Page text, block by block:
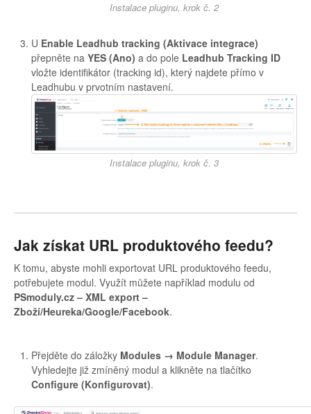
Instalace pluginu, krok č. 2
U Enable Leadhub tracking (Aktivace integrace)
přepněte na YES (Ano) a do pole Leadhub Tracking ID
vložte identifikátor (tracking id), který najdete přímo v
Leadhubu v prvotním nastavení.
Instalace pluginu, krok č. 3
Jak získat URL produktového feedu?
K tomu, abyste mohli exportovat URL produktového feedu,
potřebujete modul. Využít můžete například modulu od
PSmoduly.cz – XML export –
Zboží/Heureka/Google/Facebook.
Přejděte do záložky Modules → Module Manager.
Vyhledejte již zmíněný modul a klikněte na tlačítko
Configure (Konfigurovat).